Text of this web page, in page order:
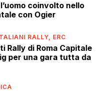
coinvolto nello
con Ogier
RALLY, ERC
Rally di Roma Capitale
per una gara tutta da